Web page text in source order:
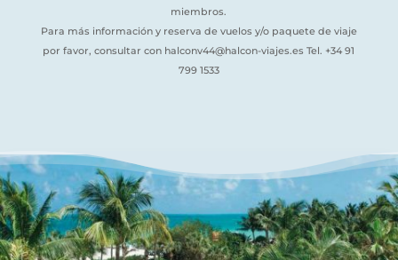
miembros.
Para más información y reserva de vuelos y/o paquete de viaje
por favor, consultar con halconv44@halcon-viajes.es Tel. +34 91
799 1533